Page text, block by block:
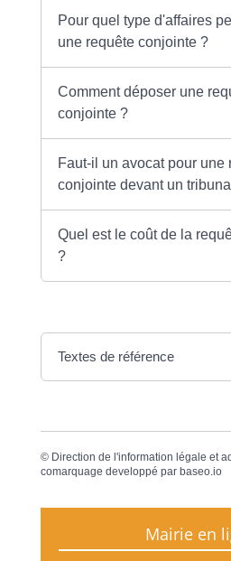
Pour quel type d'affaires
une requête conjointe ?
Comment déposer une
conjointe ?
Faut-il un avocat pour une
conjointe devant un
Quel est le coût de la
?
Textes de référence
© Direction de l'information légale et
comarquage developpé par baseo.io
Mairie en